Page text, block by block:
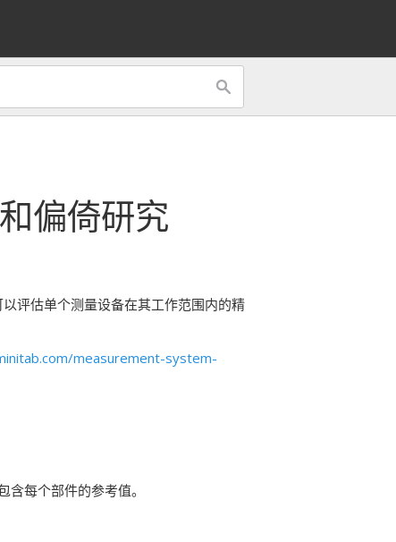
偏倚研究
评估单个测量设备在其工作范围内的精
measurement-system-
含每个部件的参考值。